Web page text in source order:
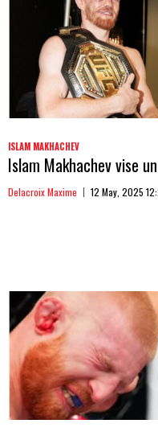
ISLAM MAKHACHEV
Islam Makhachev vise
Delacroix Maxime 12 May, 2025